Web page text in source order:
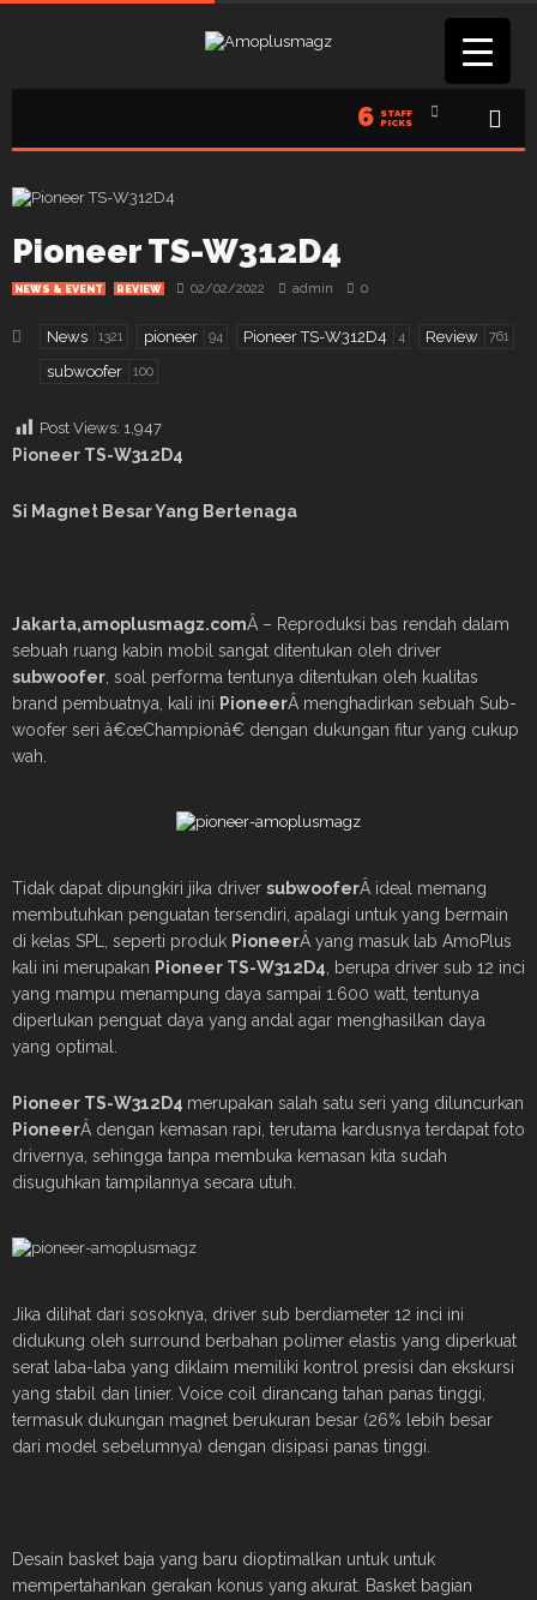
6 STAFF
PICKS
Pioneer TS-W312D4
NEWS & EVENT REVIEW 02/02/2022 admin 0
News 1321 pioneer 94 Pioneer TS-W312D4 4 Review 761
subwoofer 100
Post Views: 1,947
Pioneer TS-W312D4
Si Magnet Besar Yang Bertenaga
Jakarta,amoplusmagz.comÂ – Reproduksi bas rendah dalam
sebuah ruang kabin mobil sangat ditentukan oleh driver
subwoofer , soal performa tentunya ditentukan oleh kualitas
brand pembuatnya, kali ini PioneerÂ menghadirkan sebuah Sub-
woofer seri â€œChampionâ€ dengan dukungan fitur yang cukup
wah.
Tidak dapat dipungkiri jika driver subwooferÂ ideal memang
membutuhkan penguatan tersendiri, apalagi untuk yang bermain
di kelas SPL, seperti produk PioneerÂ yang masuk lab AmoPlus
kali ini merupakan Pioneer TS-W312D4 , berupa driver sub 12 inci
yang mampu menampung daya sampai 1.600 watt, tentunya
diperlukan penguat daya yang andal agar menghasilkan daya
yang optimal.
Pioneer TS-W312D4 merupakan salah satu seri yang diluncurkan
PioneerÂ dengan kemasan rapi, terutama kardusnya terdapat foto
drivernya, sehingga tanpa membuka kemasan kita sudah
disuguhkan tampilannya secara utuh.
Jika dilihat dari sosoknya, driver sub berdiameter 12 inci ini
didukung oleh surround berbahan polimer elastis yang diperkuat
serat laba-laba yang diklaim memiliki kontrol presisi dan ekskursi
yang stabil dan linier. Voice coil dirancang tahan panas tinggi,
termasuk dukungan magnet berukuran besar (26% lebih besar
dari model sebelumnya) dengan disipasi panas tinggi.
Desain basket baja yang baru dioptimalkan untuk untuk
mempertahankan gerakan konus yang akurat. Basket bagian